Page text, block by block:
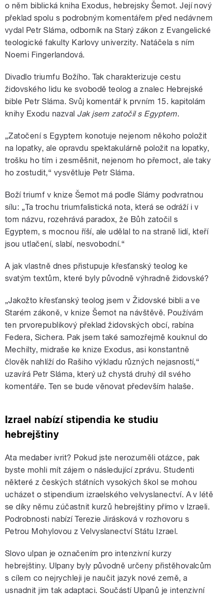
o něm biblická kniha Exodus, hebrejsky Šemot. Její nový
překlad spolu s podrobným komentářem před nedávnem
vydal Petr Sláma, odborník na Starý zákon z Evangelické
teologické fakulty Karlovy univerzity. Natáčela s ním
Noemi Fingerlandová.
Divadlo triumfu Božího. Tak charakterizuje cestu
židovského lidu ke svobodě teolog a znalec Hebrejské
bible Petr Sláma. Svůj komentář k prvním 15. kapitolám
knihy Exodu nazval Jak jsem zatočil s Egyptem.
„Zatočení s Egyptem konotuje nejenom někoho položit
na lopatky, ale opravdu spektakulárně položit na lopatky,
trošku ho tím i zesměšnit, nejenom ho přemoct, ale taky
ho zostudit,“ vysvětluje Petr Sláma.
Boží triumf v knize Šemot má podle Slámy podvratnou
sílu: „Ta trochu triumfalistická nota, která se odráží i v
tom názvu, rozehrává paradox, že Bůh zatočil s
Egyptem, s mocnou říší, ale udělal to na straně lidí, kteří
jsou utlačení, slabí, nesvobodní.“
A jak vlastně dnes přistupuje křesťanský teolog ke
svatým textům, které byly původně výhradně židovské?
„Jakožto křesťanský teolog jsem v Židovské bibli a ve
Starém zákoně, v knize Šemot na návštěvě. Používám
ten prvorepublikový překlad židovských obcí, rabína
Federa, Sichera. Pak jsem také samozřejmě kouknul do
Mechilty, midraše ke knize Exodus, asi konstantně
člověk nahlíží do Rašiho výkladu různých nejasností,“
uzavírá Petr Sláma, který už chystá druhý díl svého
komentáře. Ten se bude věnovat především halaše.
Izrael nabízí stipendia ke studiu
hebrejštiny
Ata medaber ivrit? Pokud jste nerozuměli otázce, pak
byste mohli mít zájem o následující zprávu. Studenti
některé z českých státních vysokých škol se mohou
ucházet o stipendium izraelského velvyslanectví. A v létě
se díky němu zúčastnit kurzů hebrejštiny přímo v Izraeli.
Podrobnosti nabízí Terezie Jirásková v rozhovoru s
Petrou Mohylovou z Velvyslanectví Státu Izrael.
Slovo ulpan je označením pro intenzivní kurzy
hebrejštiny. Ulpany byly původně určeny přistěhovalcům
s cílem co nejrychleji je naučit jazyk nové země, a
usnadnit jim tak adaptaci. Součástí Ulpanů je intenzivní